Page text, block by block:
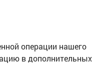
операции нашего
в дополнительных